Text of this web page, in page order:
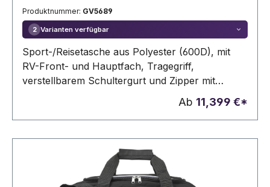
Produktnummer: GV5689
2 Varianten verfügbar
Sport-/Reisetasche aus Polyester (600D), mit
RV-Front- und Hauptfach, Tragegriff,
verstellbarem Schultergurt und Zipper mit
Ab 11,399 €*